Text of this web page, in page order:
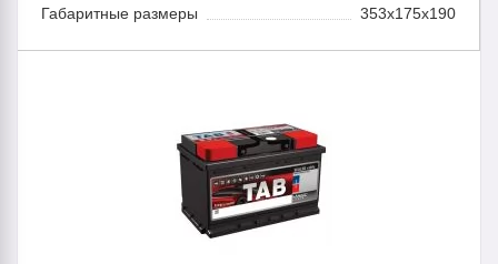
Габаритные размеры
353x175x190